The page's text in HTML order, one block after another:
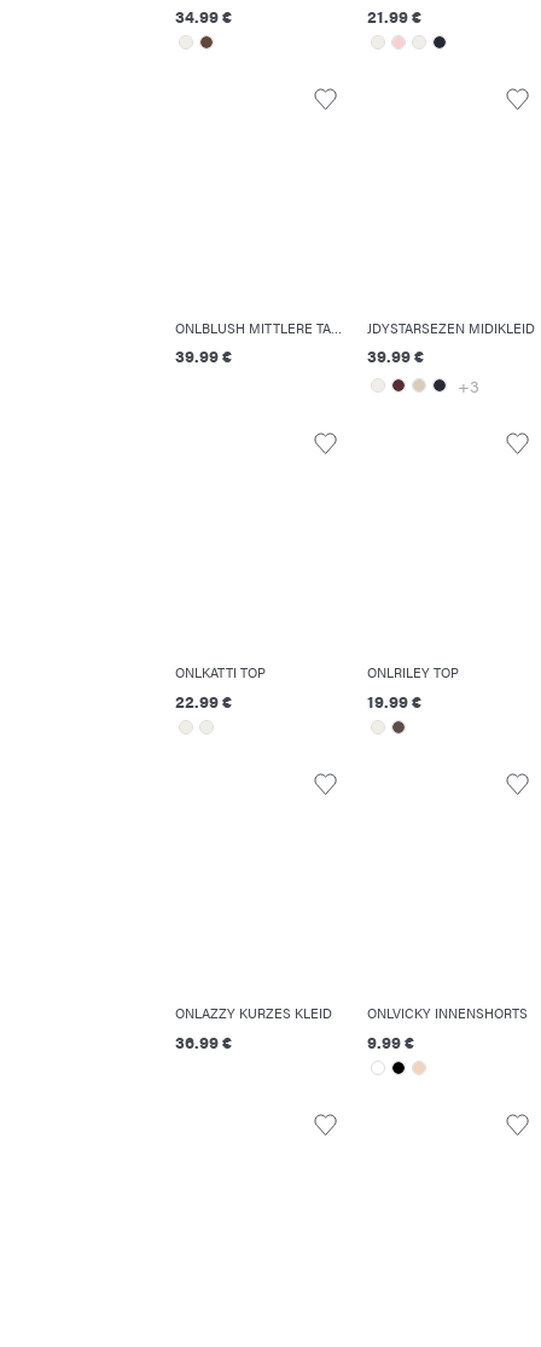
34.99 € 21.99 €
39.99 €
JDYSTARSEZEN MIDIKLEID
39.99 €
+3
ONLKATTI TOP
22.99 €
ONLRILEY TOP
19.99 €
ONLAZZY KURZES KLEID
36.99 €
ONLVICKY INNENSHORTS
9.99 €